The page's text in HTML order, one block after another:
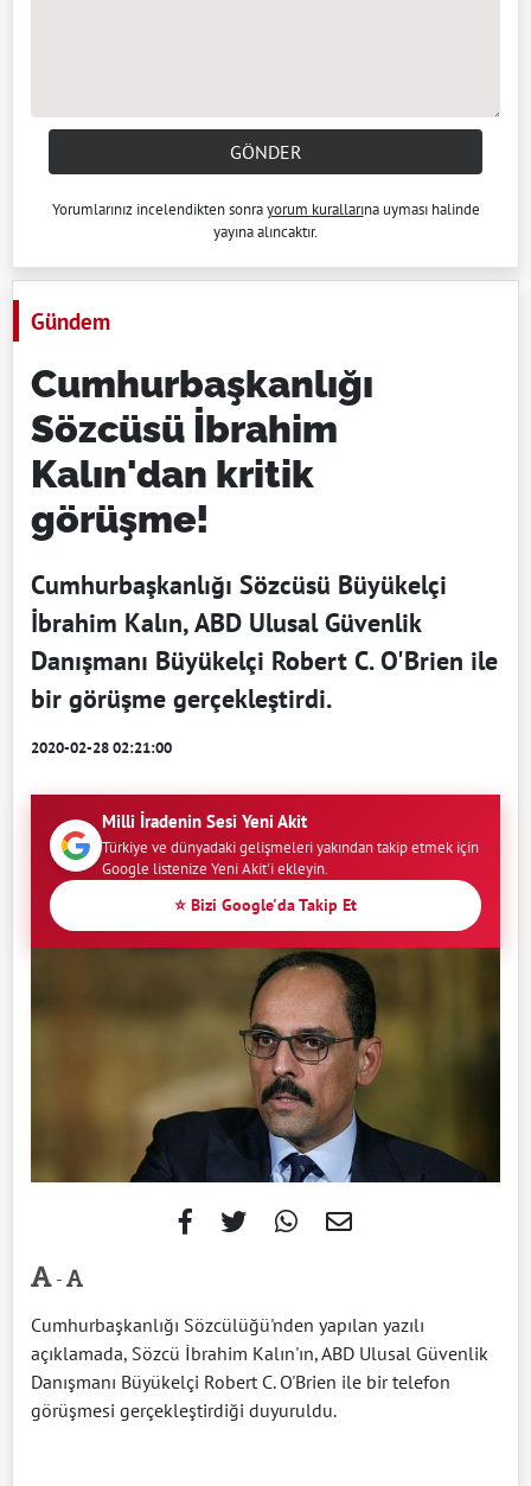
GÖNDER
Yorumlarınız incelendikten sonrayorum kurallarına uyması halinde
yayına alıncaktır.
Gündem
Cumhurbaşkanlığı
Sözcüsü İbrahim
Kalın'dan kritik
görüşme!
Cumhurbaşkanlığı Sözcüsü Büyükelçi
İbrahim Kalın, ABD Ulusal Güvenlik
Danışmanı Büyükelçi Robert C. O'Brien ile
bir görüşme gerçekleştirdi.
2020-02-28 02:21:00
Milli İradenin Sesi Yeni Akit
Türkiye ve dünyadaki gelişmeleri yakından takip etmek için
Google listenize Yeni Akit'i ekleyin.
⭐ Bizi Google'da Takip Et
-
Cumhurbaşkanlığı Sözcülüğü'nden yapılan yazılı
açıklamada, Sözcü İbrahim Kalın'ın, ABD Ulusal Güvenlik
Danışmanı Büyükelçi Robert C. O'Brien ile bir telefon
görüşmesi gerçekleştirdiği duyuruldu.